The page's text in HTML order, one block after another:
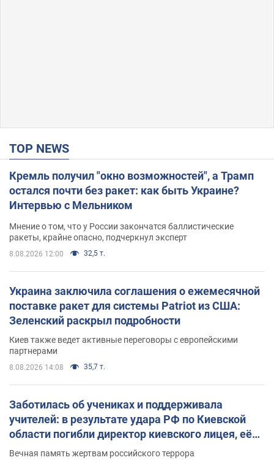
TOP NEWS
Кремль получил "окно возможностей", а Трамп
остался почти без ракет: как быть Украине?
Интервью с Мельником
Мнение о том, что у России закончатся баллистические
ракеты, крайне опасно, подчеркнул эксперт
8.08.2026 12:00 32,5 т.
Украина заключила соглашения о ежемесячной
поставке ракет для системы Patriot из США:
Зеленский раскрыл подробности
Киев также ведет активные переговоры с европейскими
партнерами
8.08.2026 14:08 35,7 т.
Заботилась об учениках и поддерживала
учителей: в результате удара РФ по Киевской
области погибли директор киевского лицея, её
муж и внук
Вечная память жертвам российского террора